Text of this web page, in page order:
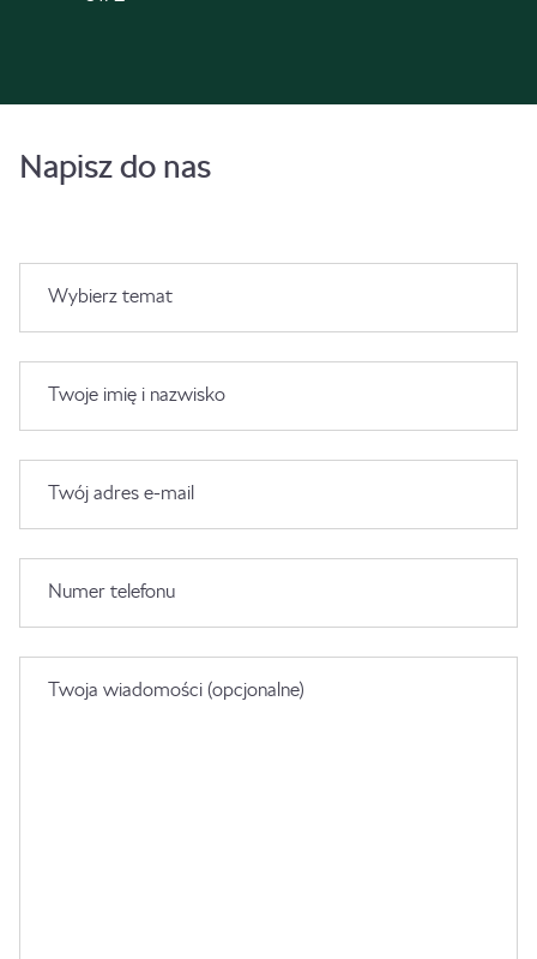
Napisz do nas
Wybierz temat
Twoje imię i nazwisko
Twój adres e-mail
Numer telefonu
Twoja wiadomości (opcjonalne)